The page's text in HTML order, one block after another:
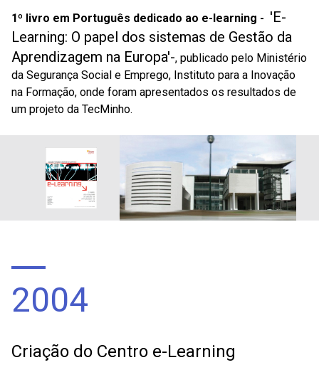
1º livro em Português dedicado ao e-learning - 'E-
Learning: O papel dos sistemas de Gestão da
Aprendizagem na Europa'-, publicado pelo Ministério
da Segurança Social e Emprego, Instituto para a Inovação
na Formação, onde foram apresentados os resultados de
um projeto da TecMinho.
2004
Criação do Centro e-Learning